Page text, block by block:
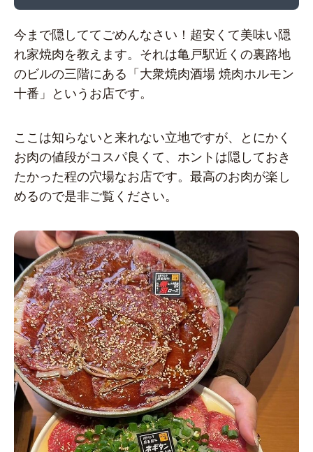
今まで隠しててごめんなさい！超安くて美味い隠
れ家焼肉を教えます。それは亀戸駅近くの裏路地
のビルの三階にある「大衆焼肉酒場 焼肉ホルモン
十番」というお店です。
ここは知らないと来れない立地ですが、とにかく
お肉の値段がコスパ良くて、ホントは隠しておき
たかった程の穴場なお店です。最高のお肉が楽し
めるので是非ご覧ください。